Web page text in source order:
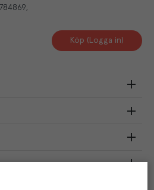
784869
Köp (Logga in)